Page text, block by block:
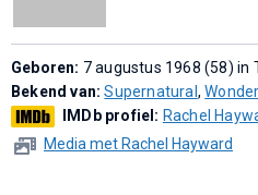
Geboren: 7 augustus 1968 (58) in
Bekend van:Supernatural ,Wonder
IMDb profiel: Rachel
Media met Rachel Hayward